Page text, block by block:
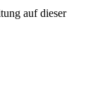
auf dieser